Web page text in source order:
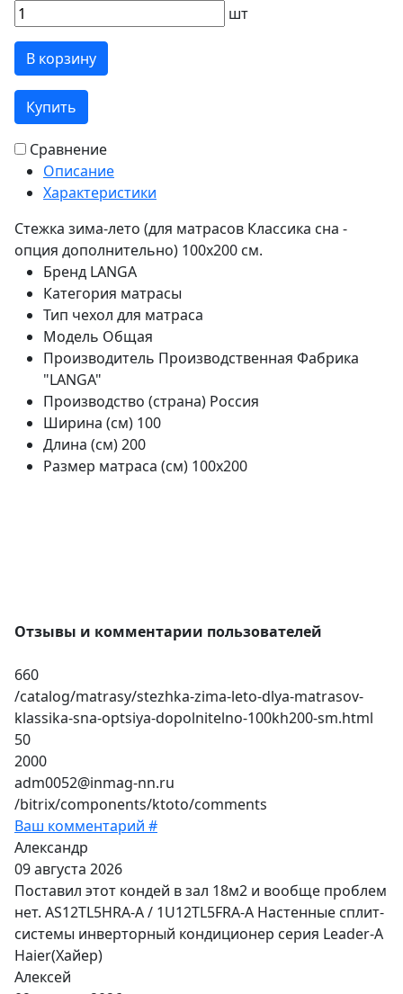
шт
В корзину
Купить
Сравнение
Описание
Характеристики
Стежка зима-лето (для матрасов Классика сна -
опция дополнительно) 100х200 см.
Бренд LANGA
Категория матрасы
Тип чехол для матраса
Модель Общая
Производитель Производственная Фабрика
"LANGA"
Производство (страна) Россия
Ширина (см) 100
Длина (см)200
Размер матраса (см) 100х200
Отзывы и комментарии пользователей
660
/catalog/matrasy/stezhka-zima-leto-dlya-matrasov-
klassika-sna-optsiya-dopolnitelno-100kh200-sm.html
50
2000
adm0052@inmag-nn.ru
/bitrix/components/ktoto/comments
Ваш комментарий #
Александр
09 августа 2026
Поставил этот кондей в зал 18м2 и вообще проблем
нет. AS12TL5HRA-A / 1U12TL5FRA-A Настенные сплит-
системы инверторный кондиционер серия Leader-A
Haier(Хайер)
Алексей